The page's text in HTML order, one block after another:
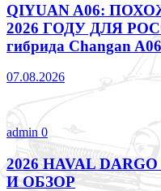
QIYUAN A06:
2026 ГОДУ ДЛЯ
гибрида Changan A06
07.08.2026
admin 0
2026 HAVAL
И ОБЗОР